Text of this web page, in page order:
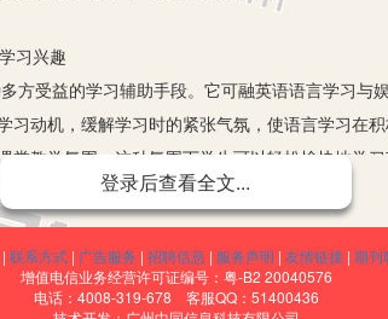
习兴趣
受益的学习辅助手段。它可融英语语言学习与
习动机，缓解学习时的紧张气氛，使语言学习在
堂教学氛围，这种氛围下学生可以轻松愉快地学
心中”，成为永久记忆
留于我们的瞬时记忆和永久记忆之中。在中国，
文的过程是非常枯燥的，许多学生因此失去了对
登录后查看全文...
| 联系方式 | 广告服务 | 招聘信息 | 服务声明 | 友情链接 | 期刊
增值电信业务经营许可证编号：粤-B2 20040576
电话：4008-319-678 客服QQ：51400436